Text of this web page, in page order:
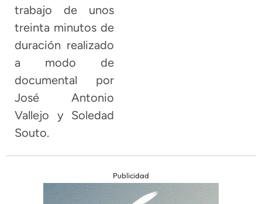
trabajo de unos
treinta minutos de
duración realizado
a modo de
documental por
José Antonio
Vallejo y Soledad
Souto.
Publicidad